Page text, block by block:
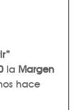
la Margen
hace